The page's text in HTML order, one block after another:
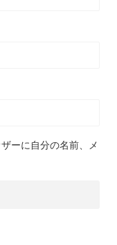
ーに自分の名前、メ